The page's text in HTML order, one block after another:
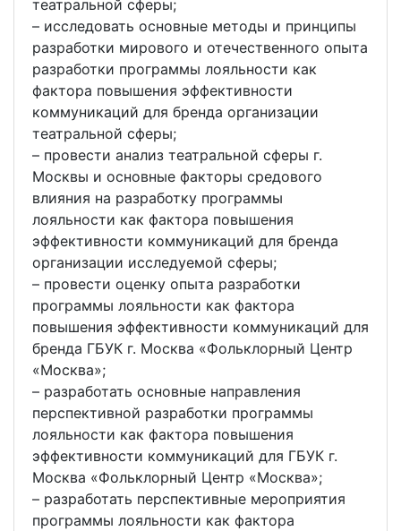
театральной сферы;
– исследовать основные методы и принципы
разработки мирового и отечественного опыта
разработки программы лояльности как
фактора повышения эффективности
коммуникаций для бренда организации
театральной сферы;
– провести анализ театральной сферы г.
Москвы и основные факторы средового
влияния на разработку программы
лояльности как фактора повышения
эффективности коммуникаций для бренда
организации исследуемой сферы;
– провести оценку опыта разработки
программы лояльности как фактора
повышения эффективности коммуникаций для
бренда ГБУК г. Москва «Фольклорный Центр
«Москва»;
– разработать основные направления
перспективной разработки программы
лояльности как фактора повышения
эффективности коммуникаций для ГБУК г.
Москва «Фольклорный Центр «Москва»;
– разработать перспективные мероприятия
программы лояльности как фактора